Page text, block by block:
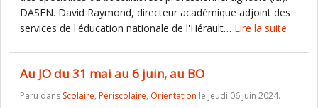
DASEN. David Raymond, directeur académique adjoint des
services de l'éducation nationale de l'Hérault… Lire la suite
Au JO du 31 mai au 6 juin, au BO
Paru dans Scolaire, Périscolaire, Orientation le jeudi 06 juin 2024.